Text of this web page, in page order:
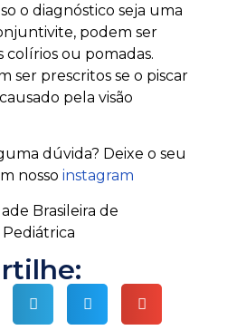
o diagnóstico seja uma
podem ser
colírios ou pomadas.
ser prescritos se o piscar
pela visão
dúvida? Deixe o seu
nosso instagram
Brasileira de